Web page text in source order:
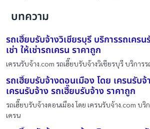
บทความ
รถเฮี๊ยบรับจ้างวิเชียรบุรี บริการรถเครน
เช่า ให้เช่ารถเครน ราคาถูก
เครนรับจ้าง.com รถเฮี๊ยบรับจ้างวิเชียรบุรี บริการร
รถเฮี๊ยบรับจ้างดอนเมือง โดย เครนรับ
เครนรับจ้าง รถเฮี๊ยบรับจ้าง ราคาถูก
รถเฮี๊ยบรับจ้างดอนเมือง โดย เครนรับจ้าง.com บริ
เครน